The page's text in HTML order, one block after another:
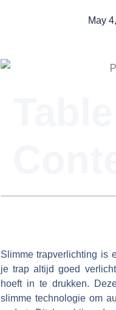
May
Slimme trapverlichting is
je trap altijd goed
hoeft in te drukken.
slimme technologie om